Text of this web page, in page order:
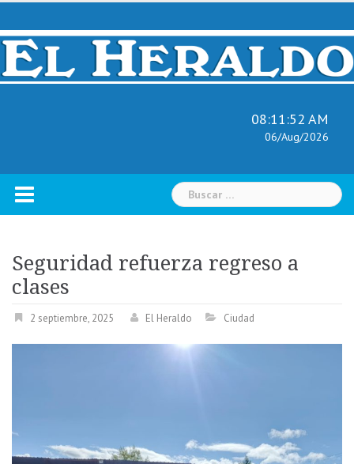
Skip
content
08:11:53 AM
06/Aug/2026
Buscar:
Seguridad refuerza regreso a
clases
2 septiembre, 2025 El Heraldo Ciudad